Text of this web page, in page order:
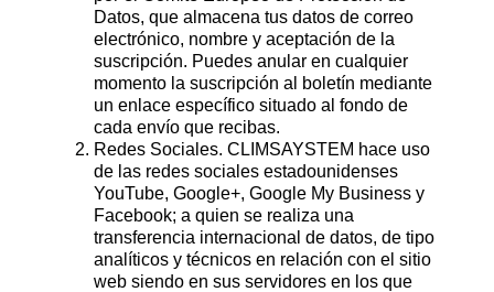
Datos, que almacena tus datos de correo
electrónico, nombre y aceptación de la
suscripción. Puedes anular en cualquier
momento la suscripción al boletín mediante
un enlace específico situado al fondo de
cada envío que recibas.
Redes Sociales. CLIMSAYSTEM hace uso
de las redes sociales estadounidenses
YouTube, Google+, Google My Business y
Facebook; a quien se realiza una
transferencia internacional de datos, de tipo
analíticos y técnicos en relación con el sitio
web siendo en sus servidores en los que